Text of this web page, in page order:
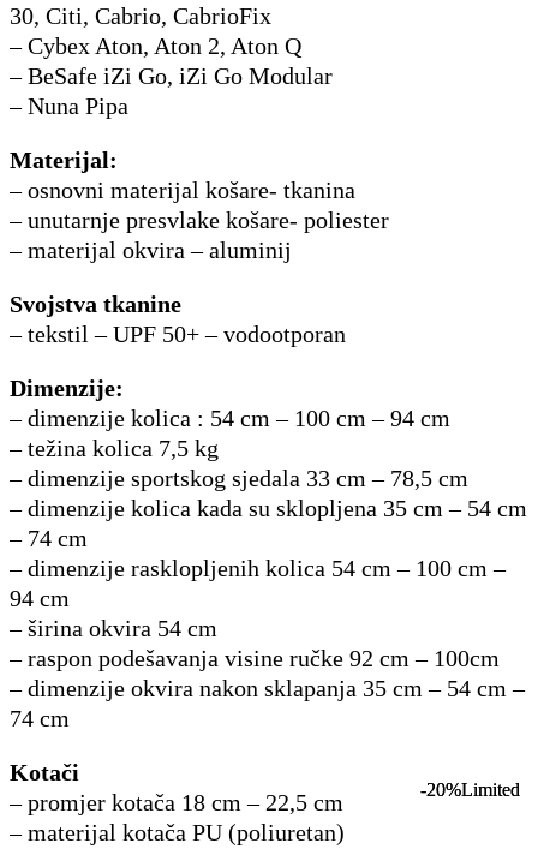
-20%Limited
30, Citi, Cabrio, CabrioFix
– Cybex Aton, Aton 2, Aton Q
– BeSafe iZi Go, iZi Go Modular
– Nuna Pipa
Materijal:
– osnovni materijal košare- tkanina
– unutarnje presvlake košare- poliester
– materijal okvira – aluminij
Svojstva tkanine
– tekstil – UPF 50+ – vodootporan
Dimenzije:
– dimenzije kolica : 54 cm – 100 cm – 94 cm
– težina kolica 7,5 kg
– dimenzije sportskog sjedala 33 cm – 78,5 cm
– dimenzije kolica kada su sklopljena 35 cm – 54 cm
– 74 cm
– dimenzije rasklopljenih kolica 54 cm – 100 cm –
94 cm
– širina okvira 54 cm
– raspon podešavanja visine ručke 92 cm – 100cm
– dimenzije okvira nakon sklapanja 35 cm – 54 cm –
74 cm
Kotači
– promjer kotača 18 cm – 22,5 cm
– materijal kotača PU (poliuretan)
-20%Limited